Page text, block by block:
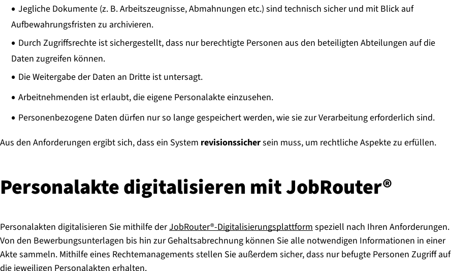
Jegliche Dokumente (z. B. Arbeitszeugnisse, Abmahnungen etc.) sind technisch sicher und mit Blick auf
Aufbewahrungsfristen zu archivieren.
Durch Zugriffsrechte ist sichergestellt, dass nur berechtigte Personen aus den beteiligten Abteilungen auf die
Daten zugreifen können.
Die Weitergabe der Daten an Dritte ist untersagt.
Arbeitnehmenden ist erlaubt, die eigene Personalakte einzusehen.
Personenbezogene Daten dürfen nur so lange gespeichert werden, wie sie zur Verarbeitung erforderlich sind.
Aus den Anforderungen ergibt sich, dass ein System revisionssichersein muss, um rechtliche Aspekte zu erfüllen.
Per­so­nal­ak­te di­gi­ta­li­sie­ren mit JobRouter®
Personalakten digitalisieren Sie mithilfe derJobRouter®-Digitalisierungsplattform speziell nach Ihren Anforderungen.
Von den Bewerbungsunterlagen bis hin zur Gehaltsabrechnung können Sie alle notwendigen Informationen in einer
Akte sammeln. Mithilfe eines Rechtemanagements stellen Sie außerdem sicher, dass nur befugte Personen Zugriff auf
die jeweiligen Personalakten erhalten.